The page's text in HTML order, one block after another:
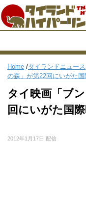
Home /タイランドニュース
の森」が第22回にいがた
タイ映画「ブ
回にいがた国
2012年1月17日 配信